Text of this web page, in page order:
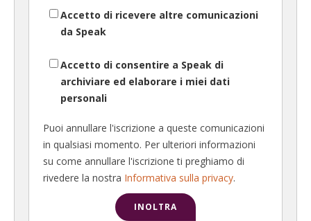
Accetto di ricevere altre comunicazioni
da Speak
Accetto di consentire a Speak di
archiviare ed elaborare i miei dati
personali
Puoi annullare l'iscrizione a queste comunicazioni
in qualsiasi momento. Per ulteriori informazioni
su come annullare l'iscrizione ti preghiamo di
rivedere la nostra Informativa sulla privacy.